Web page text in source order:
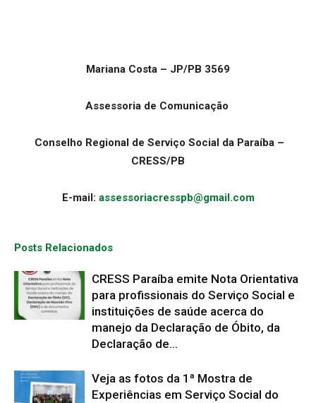
Mariana Costa – JP/PB 3569
Assessoria de Comunicação
Conselho Regional de Serviço Social da Paraíba –
CRESS/PB
E-mail: assessoriacresspb@gmail.com
Posts Relacionados
CRESS Paraíba emite Nota Orientativa
para profissionais do Serviço Social e
instituições de saúde acerca do
manejo da Declaração de Óbito, da
Declaração de...
Veja as fotos da 1ª Mostra de
Experiências em Serviço Social do